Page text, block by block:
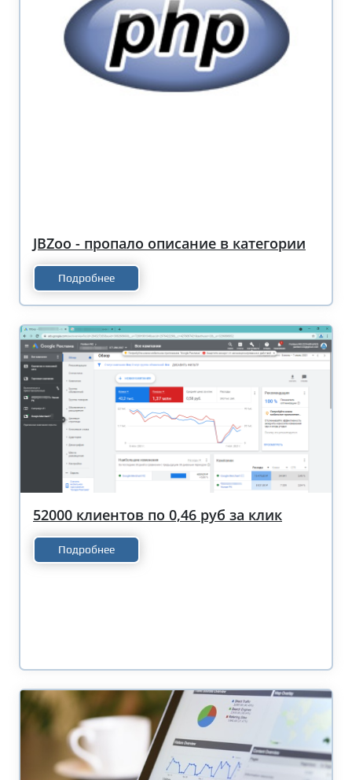
JBZoo - пропало описание в категории
Подробнее
52000 клиентов по 0,46 руб за клик
Подробнее